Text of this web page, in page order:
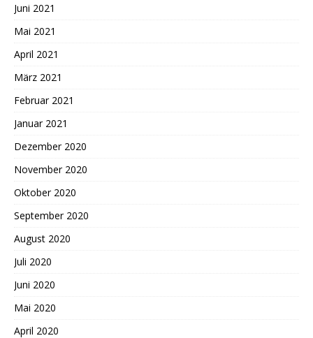
Juni 2021
Mai 2021
April 2021
März 2021
Februar 2021
Januar 2021
Dezember 2020
November 2020
Oktober 2020
September 2020
August 2020
Juli 2020
Juni 2020
Mai 2020
April 2020